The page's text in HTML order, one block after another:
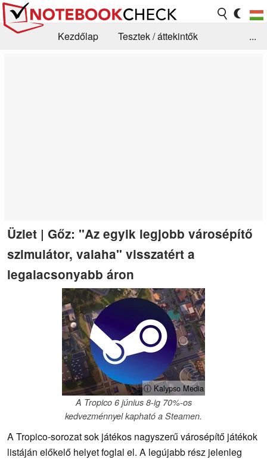
Kezdőlap
Tesztek / áttekintők
...
Üzlet | Gőz: "Az egyik legjobb városépítő
szimulátor, valaha" visszatért a
legalacsonyabb áron
ⓘ Kalypso Media
A Tropico 6 június 8-ig 70%-os
kedvezménnyel kapható a Steamen.
A Tropico-sorozat sok játékos nagyszerű városépítő játékok
listáján előkelő helyet foglal el. A legújabb rész jelenleg